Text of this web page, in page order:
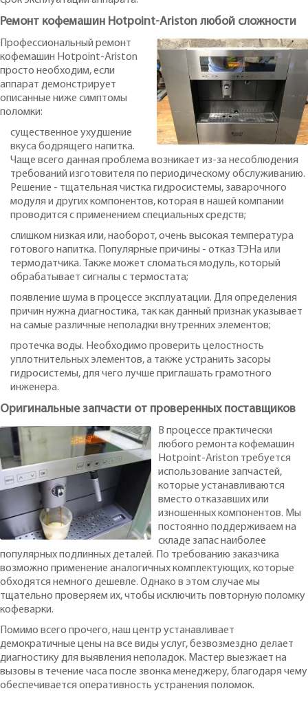
Ремонт кофемашин Hotpoint-Ariston любой сложности
Профессиональный ремонт
кофемашин Hotpoint-Ariston
просто необходим, если
аппарат демонстрирует
описанные ниже симптомы
поломки:
существенное ухудшение
вкуса бодрящего напитка.
Чаще всего данная проблема возникает из-за несоблюдения
требований изготовителя по периодическому обслуживанию.
Решение - тщательная чистка гидросистемы, заварочного
модуля и других компонентов, которая в нашей компании
проводится с применением специальных средств;
слишком низкая или, наоборот, очень высокая температура
готового напитка. Популярные причины - отказ ТЭНа или
термодатчика. Также может сломаться модуль, который
обрабатывает сигналы с термостата;
появление шума в процессе эксплуатации. Для определения
причин нужна диагностика, так как данный признак указывает
на самые различные неполадки внутренних элементов;
протечка воды. Необходимо проверить целостность
уплотнительных элементов, а также устранить засоры
гидросистемы, для чего лучше приглашать грамотного
инженера.
Оригинальные запчасти от проверенных поставщиков
В процессе практически
любого ремонта кофемашин
Hotpoint-Ariston требуется
использование запчастей,
которые устанавливаются
вместо отказавших или
изношенных компонентов. Мы
постоянно поддерживаем на
складе запас наиболее
популярных подлинных деталей. По требованию заказчика
возможно применение аналогичных комплектующих, которые
обходятся немного дешевле. Однако в этом случае мы
тщательно проверяем их, чтобы исключить повторную поломку
кофеварки.
Помимо всего прочего, наш центр устанавливает
демократичные цены на все виды услуг, безвозмездно делает
диагностику для выявления неполадок. Мастер выезжает на
вызовы в течение часа после звонка менеджеру, благодаря чему
обеспечивается оперативность устранения поломок.